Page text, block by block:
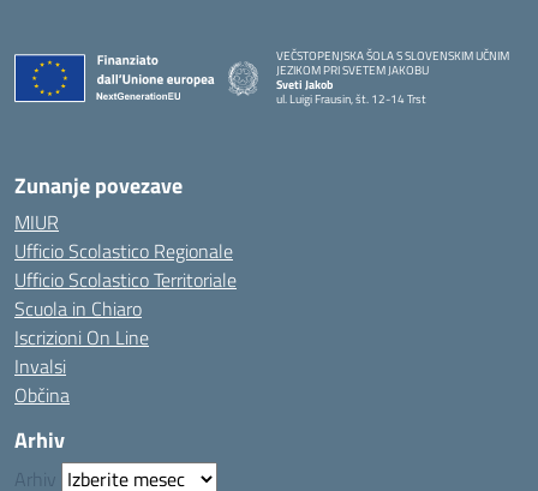
VEČSTOPENJSKA ŠOLA S SLOVENSKIM UČNIM
JEZIKOM PRI SVETEM JAKOBU
Sveti Jakob
ul. Luigi Frausin, št. 12-14 Trst
— Visita la pagina iniziale della scuola
Zunanje povezave
MIUR
Ufficio Scolastico Regionale
Ufficio Scolastico Territoriale
Scuola in Chiaro
Iscrizioni On Line
Invalsi
Občina
Arhiv
Arhiv